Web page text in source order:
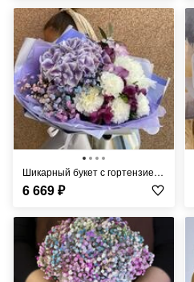
Шикарный букет с гортензией и гипсофилой
6 669₽